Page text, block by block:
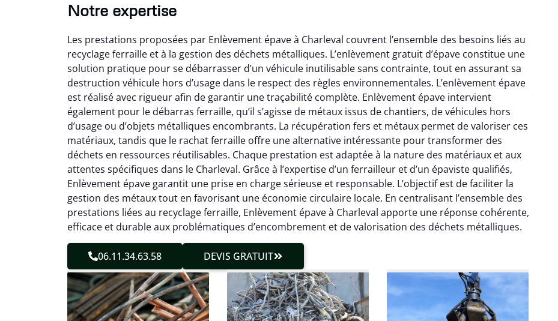
Notre expertise
Les prestations proposées par Enlèvement épave à Charleval couvrent l’ensemble des besoins liés au
recyclage ferraille et à la gestion des déchets métalliques. L’enlèvement gratuit d’épave constitue une
solution pratique pour se débarrasser d’un véhicule inutilisable sans contrainte, tout en assurant sa
destruction véhicule hors d’usage dans le respect des règles environnementales. L’enlèvement épave
est réalisé avec rigueur afin de garantir une traçabilité complète. Enlèvement épave intervient
également pour le débarras ferraille, qu’il s’agisse de métaux issus de chantiers, de véhicules hors
d’usage ou d’objets métalliques encombrants. La récupération fers et métaux permet de valoriser ces
matériaux, tandis que le rachat ferraille offre une alternative intéressante pour transformer des
déchets en ressources réutilisables. Chaque prestation est adaptée à la nature des matériaux et aux
attentes spécifiques dans le Charleval. Grâce à l’expertise d’un ferrailleur et d’un épaviste qualifiés,
Enlèvement épave garantit une prise en charge sérieuse et responsable. L’objectif est de faciliter la
gestion des métaux tout en favorisant une économie circulaire locale. En centralisant l’ensemble des
prestations liées au recyclage ferraille, Enlèvement épave à Charleval apporte une réponse cohérente,
efficace et durable aux problématiques d’encombrement et de valorisation des déchets métalliques.
06.11.34.63.58 DEVIS GRATUIT
Virginie Lambert
26 février 2025
Parfait pour se débarrasser
des vieux métaux ! Équipe
efficace qui a tout enlevé
sans laisser de traces.
Service client très réactif.
Jérôme Meunier
21 octobre 2024
Service de recyclage efficace
et écologique. Enlèvement
rapide de ma vieille
chaudière et démarche
transparente. Je
recommande !